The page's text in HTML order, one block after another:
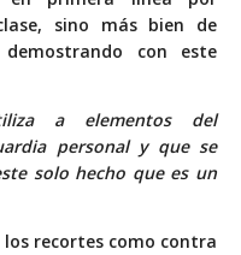
sino más bien de
con este
a elementos del
personal y que se
solo hecho que es un
recortes como contra